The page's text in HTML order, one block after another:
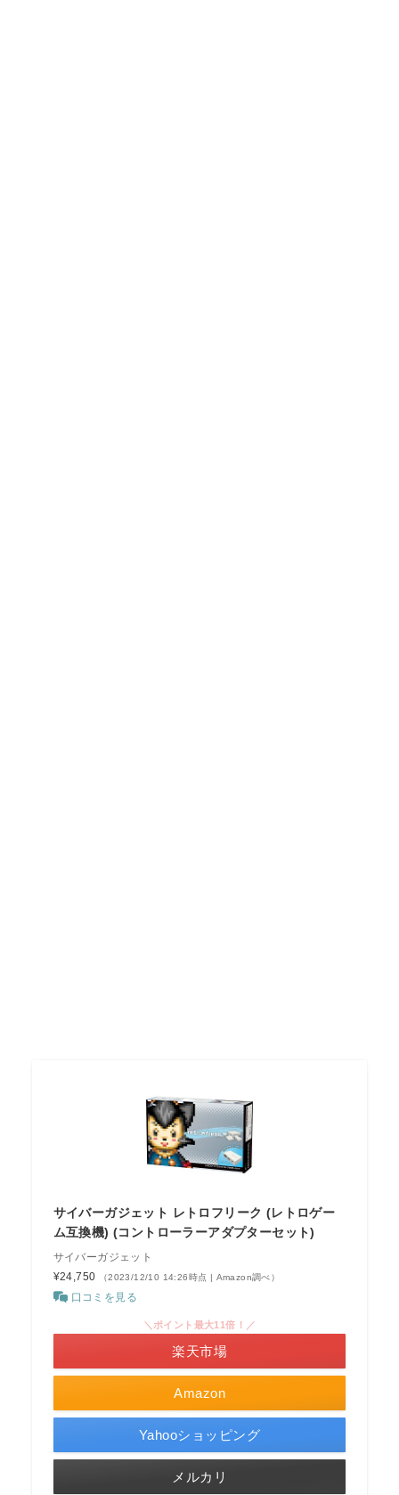
サイバーガジェット レトロフリーク (レトロゲー
ム互換機) (コントローラーアダプターセット)
サイバーガジェット
¥24,750
（2023/12/10 14:26時点 | Amazon調べ）
口コミを見る
Amazon
＼ポイント最大11倍！／
楽天市場
Yahooショッピング
メルカリ